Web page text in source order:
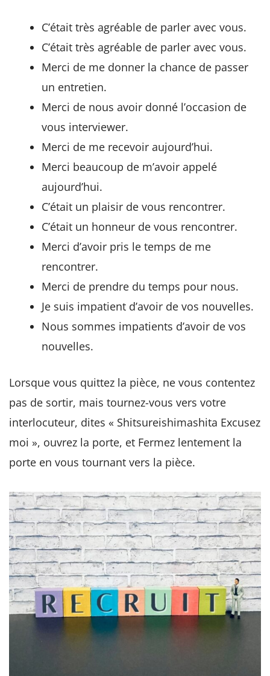
C’était très agréable de parler avec vous.
C’était très agréable de parler avec vous.
Merci de me donner la chance de passer
un entretien.
Merci de nous avoir donné l’occasion de
vous interviewer.
Merci de me recevoir aujourd’hui.
Merci beaucoup de m’avoir appelé
aujourd’hui.
C’était un plaisir de vous rencontrer.
C’était un honneur de vous rencontrer.
Merci d’avoir pris le temps de me
rencontrer.
Merci de prendre du temps pour nous.
Je suis impatient d’avoir de vos nouvelles.
Nous sommes impatients d’avoir de vos
nouvelles.
Lorsque vous quittez la pièce, ne vous contentez
pas de sortir, mais tournez-vous vers votre
interlocuteur, dites « Shitsureishimashita Excusez
moi », ouvrez la porte, et Fermez lentement la
porte en vous tournant vers la pièce.